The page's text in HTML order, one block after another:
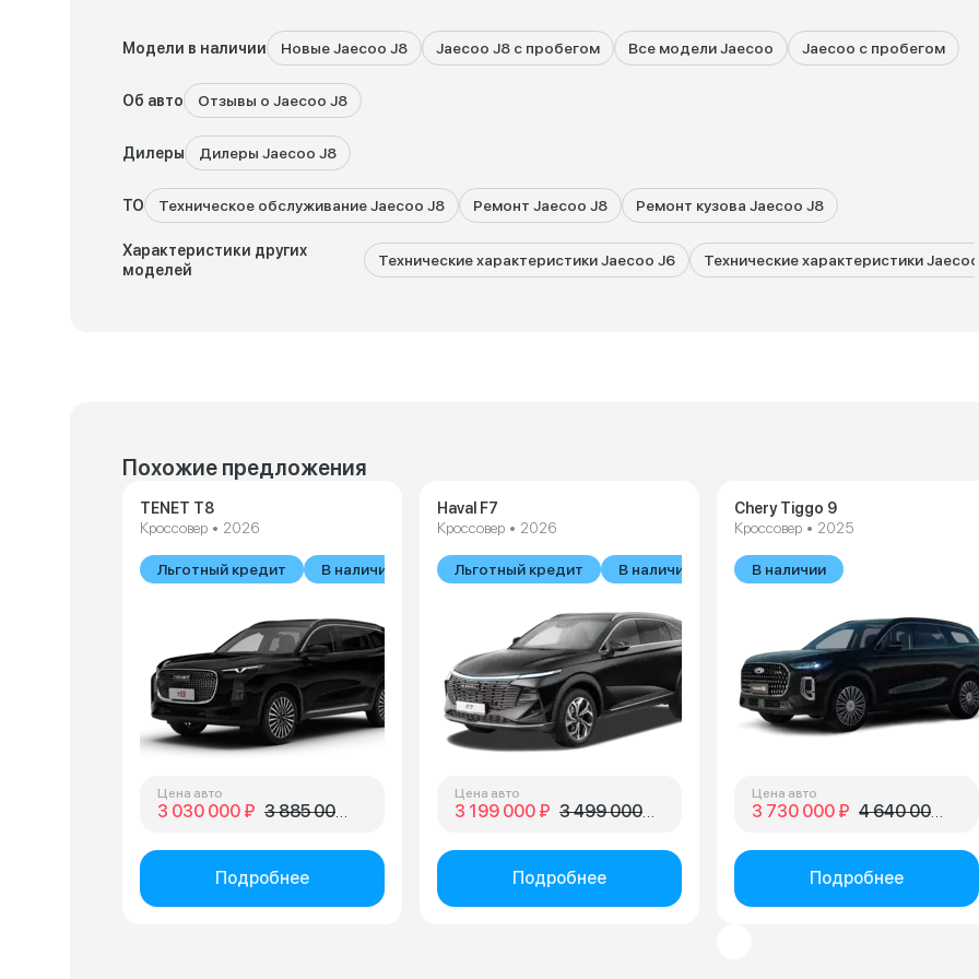
Модели в наличии Новые Jaecoo J8 Jaecoo J8 с пробегом Все модели Jaecoo Jaecoo с пробегом
Об авто Отзывы о Jaecoo J8
Дилеры Дилеры Jaecoo J8
ТО Техническое обслуживание Jaecoo J8 Ремонт Jaecoo J8 Ремонт кузова Jaecoo J8
Характеристики других
моделей
Технические характеристики Jaecoo J6 Технические характеристики
Похожие предложения
TENET T8
Кроссовер • 2026
Льготный кредит В наличии
Цена авто
3 030 000 ₽ 3 885 000 ₽
Подробнее
Haval F7
Кроссовер • 2026
Льготный кредит В наличии
Цена авто
3 199 000 ₽ 3 499 000 ₽
Подробнее
Chery Tiggo 9
Кроссовер • 2025
В наличии
Цена авто
3 730 000 ₽ 4 640 000 ₽
Подробнее